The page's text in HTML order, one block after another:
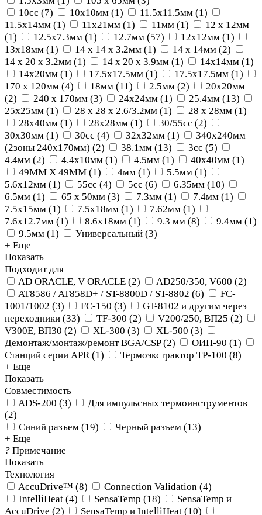
10сс (7) 10х10мм (1) 11.5x11.5мм (1)
11.5x14мм (1) 11x21мм (1) 11мм (1)
12 x 12мм
(1) 12.5x7.3мм (1) 12.7мм (57) 12x12мм (1)
13х18мм (1) 14 x 14 x 3.2мм (1) 14 x 14мм (2)
14 x 20 x 3.2мм (1) 14 x 20 x 3.9мм (1) 14х14мм (1)
14х20мм (1) 17.5x17.5мм (1) 17.5х17.5мм (1)
170 х 120мм (4) 18мм (11) 2.5мм (2)
20x20мм
(2) 240 х 170мм (3) 24x24мм (1) 25.4мм (13)
25x25мм (1) 28 x 28 x 2.6/3.2мм (1) 28 x 28мм (1)
28x40мм (1) 28х28мм (1) 30/55сс (2)
30x30мм (1) 30сс (4) 32x32мм (1)
340х240мм
(2зоны 240х170мм) (2) 38.1мм (13) 3сс (5)
4.4мм (2) 4.4х10мм (1) 4.5мм (1) 40x40мм (1)
49MM X 49MM (1) 4мм (1) 5.5мм (1)
5.6х12мм (1) 55сс (4) 5сс (6) 6.35мм (10)
6.5мм (1) 65 х 50мм (3) 7.3мм (1) 7.4мм (1)
7.5х15мм (1) 7.5х18мм (1) 7.62мм (1)
7.6х12.7мм (1) 8.6х18мм (1) 9.3 мм (8) 9.4мм (1)
9.5мм (1) Универсальный (3)
+ Еще
Показать
Подходит для
AD ORACLE, V ORACLE (2) AD250/350, V600 (2)
AT8586 / AT858D+ / ST-8800D / ST-8802 (6)
FC-
1001/1002 (3) FC-150 (3)
GT-8102 и другим через
переходники (33) TF-300 (2) V200/250, ВП25 (2)
V300E, ВП30 (2) XL-300 (3) XL-500 (3)
Демонтаж/монтаж/ремонт BGA/CSP(2) ОИП-90 (1)
Станций серии APR (1) Термоэкстрактор TP-100 (8)
+ Еще
Показать
Совместимость
ADS-200 (3)
Для импульсных термоинструментов
(2)
Синий разъем (19) Черный разъем (13)
+ Еще
? Примечание
Показать
Технология
AccuDrive™ (8) Connection Validation (4)
IntelliHeat (4) SensaTemp (18)
SensaTemp и
AccuDrive (2) SensaTemp и IntelliHeat (10)